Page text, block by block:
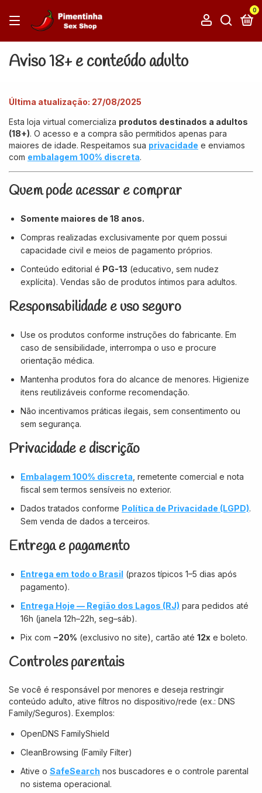
0
Aviso 18+ e conteúdo adulto
Última atualização: 27/08/2025
Esta loja virtual comercializa produtos destinados a adultos
(18+). O acesso e a compra são permitidos apenas para
maiores de idade. Respeitamos sua privacidade e enviamos
com embalagem 100% discreta.
Quem pode acessar e comprar
Somente maiores de 18 anos.
Compras realizadas exclusivamente por quem possui
capacidade civil e meios de pagamento próprios.
Conteúdo editorial é PG-13 (educativo, sem nudez
explícita). Vendas são de produtos íntimos para adultos.
Responsabilidade e uso seguro
Use os produtos conforme instruções do fabricante. Em
caso de sensibilidade, interrompa o uso e procure
orientação médica.
Mantenha produtos fora do alcance de menores. Higienize
itens reutilizáveis conforme recomendação.
Não incentivamos práticas ilegais, sem consentimento ou
sem segurança.
Privacidade e discrição
Embalagem 100% discreta , remetente comercial e nota
fiscal sem termos sensíveis no exterior.
Dados tratados conforme Política de Privacidade (LGPD).
Sem venda de dados a terceiros.
Entrega e pagamento
Entrega em todo o Brasil (prazos típicos 1–5 dias após
pagamento).
Entrega Hoje — Região dos Lagos (RJ) para pedidos até
16h (janela 12h–22h, seg–sáb).
Pix com −20% (exclusivo no site), cartão até 12x e boleto.
Controles parentais
Se você é responsável por menores e deseja restringir
conteúdo adulto, ative filtros no dispositivo/rede (ex.: DNS
Family/Seguros). Exemplos:
OpenDNS FamilyShield
CleanBrowsing (Family Filter)
Ative o SafeSearch nos buscadores e o controle parental
no sistema operacional.